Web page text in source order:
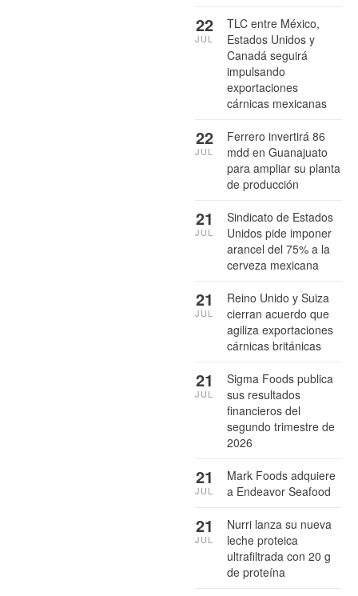
TLC entre México,
Estados Unidos y
Canadá seguirá
impulsando
exportaciones
cárnicas mexicanas
22
JUL
Ferrero invertirá 86
mdd en Guanajuato
para ampliar su planta
de producción
22
JUL
Sindicato de Estados
Unidos pide imponer
arancel del 75% a la
cerveza mexicana
21
JUL
Reino Unido y Suiza
cierran acuerdo que
agiliza exportaciones
cárnicas británicas
21
JUL
Sigma Foods publica
sus resultados
financieros del
segundo trimestre de
2026
21
JUL
Mark Foods adquiere
a Endeavor Seafood
21
JUL
Nurri lanza su nueva
leche proteica
ultrafiltrada con 20 g
de proteína
21
JUL